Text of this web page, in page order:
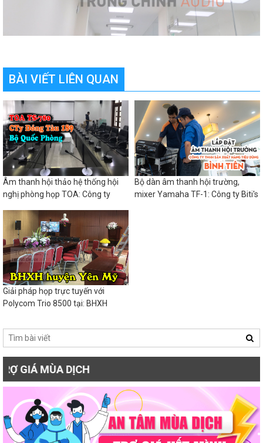
BÀI VIẾT LIÊN QUAN
Âm thanh hội thảo hệ thống hội
nghị phòng họp TOA: Công ty
Bộ dàn âm thanh hội trường,
mixer Yamaha TF-1: Công ty Biti's
Giải pháp họp trực tuyến với
Polycom Trio 8500 tại: BHXH